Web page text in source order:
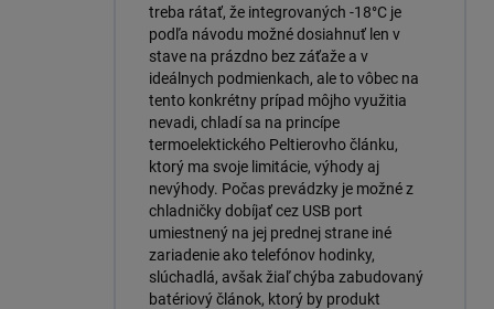
treba rátať, že integrovaných -18°C je
podľa návodu možné dosiahnuť len v
stave na prázdno bez záťaže a v
ideálnych podmienkach, ale to vôbec na
tento konkrétny prípad môjho využitia
nevadi, chladí sa na princípe
termoelektického Peltierovho článku,
ktorý ma svoje limitácie, výhody aj
nevýhody. Počas prevádzky je možné z
chladničky dobíjať cez USB port
umiestnený na jej prednej strane iné
zariadenie ako telefónov hodinky,
slúchadlá, avšak žiaľ chýba zabudovaný
batériový článok, ktorý by produkt